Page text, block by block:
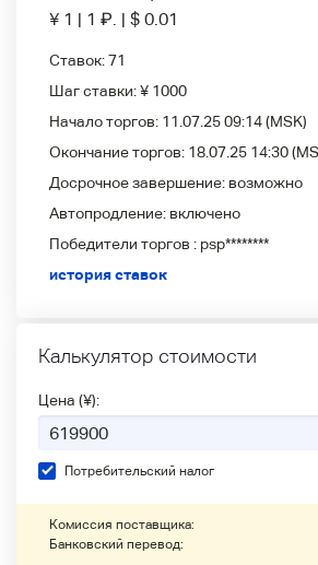
¥ 1 | 1 ₽. | $ 0.01
Ставок:71
Шаг ставки:¥ 1000
Начало торгов: 11.07.25 09:14(MSK)
Окончание торгов: 18.07.25 14:30
Досрочное завершение: возможно
Автопродление: включено
Победители
торгов : psp********
история ставок
Калькулятор стоимости
Цена (¥):
Потребительский налог
Комиссия поставщика:
Банковский перевод: